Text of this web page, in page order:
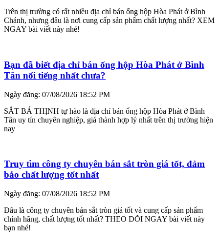
Trên thị trường có rất nhiều địa chỉ bán ống hộp Hòa Phát ở Bình
Chánh, nhưng đâu là nơi cung cấp sản phẩm chất lượng nhất? XEM
NGAY bài viết này nhé!
Bạn đã biết địa chỉ bán ống hộp Hòa Phát ở Bình
Tân nổi tiếng nhất chưa?
Ngày đăng: 07/08/2026 18:52 PM
SẮT BÁ THỊNH tự hào là địa chỉ bán ống hộp Hòa Phát ở Bình
Tân uy tín chuyên nghiệp, giá thành hợp lý nhất trên thị trường hiện
nay
Truy tìm công ty chuyên bán sắt tròn giá tốt, đảm
bảo chất lượng tốt nhất
Ngày đăng: 07/08/2026 18:52 PM
Đâu là công ty chuyên bán sắt tròn giá tốt và cung cấp sản phẩm
chính hãng, chất lượng tốt nhất? THEO DÕI NGAY bài viết này
bạn nhé!